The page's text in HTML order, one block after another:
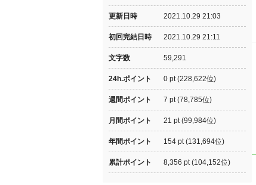
更新日時 2021.10.29 21:03
初回完結日時 2021.10.29 21:11
文字数 59,291
24h.ポイント 0 pt (228,622位)
週間ポイント 7 pt (78,785位)
月間ポイント 21 pt (99,984位)
年間ポイント 154 pt (131,694位)
累計ポイント 8,356 pt (104,152位)